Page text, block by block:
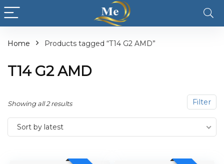
Home Products tagged “T14 G2 AMD”
T14 G2 AMD
Filter
Showing all 2 results
Sort by latest